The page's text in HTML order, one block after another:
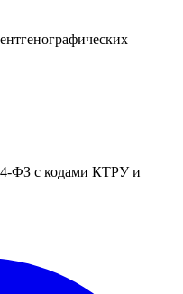
ФЗ с кодами КТРУ и